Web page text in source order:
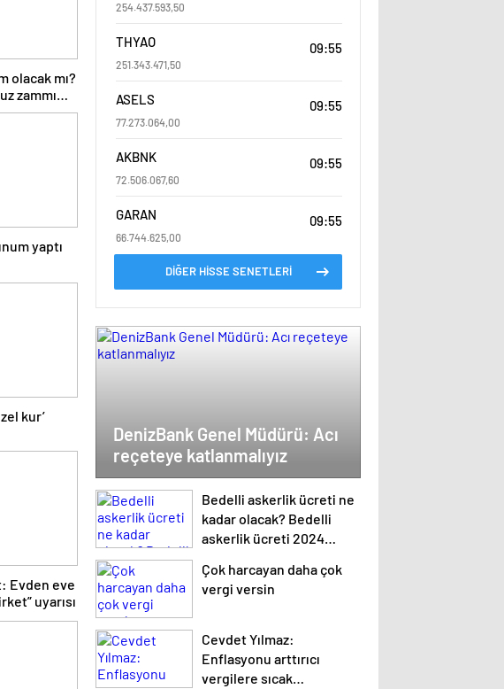
olacak mı?
zammı
yaptı
kur’
Evden eve
uyarısı
254.437.593,50
THYAO
251.343.471,50
09:55
ASELS
77.273.064,00
09:55
AKBNK
72.506.067,60
09:55
GARAN
66.744.625,00
09:55
DİĞER HİSSE SENETLERİ
DenizBank Genel Müdürü: Acı
reçeteye katlanmalıyız
Bedelli askerlik ücreti ne
kadar olacak? Bedelli
askerlik ücreti 2024
Çok harcayan daha çok
vergi versin
Cevdet Yılmaz:
Enflasyonu arttırıcı
vergilere sıcak